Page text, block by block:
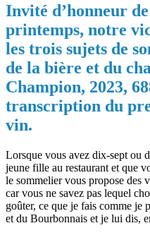
Invité d’honneur
printemps, notre
les trois sujets de
de la bière et du
Champion, 2023,
transcription du
vin.
Lorsque vous avez dix-sept ou
jeune fille au restaurant et que
le sommelier vous propose des
car vous ne savez pas lequel
goûter, ce que je fais comme je
et du Bourbonnais et je lui dis,